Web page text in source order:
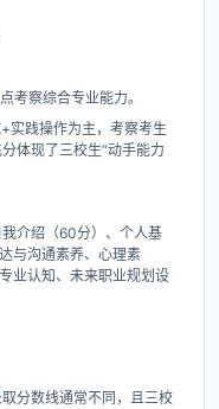
考察综合专业能力。
实践操作为主，考察考生
体现了三校生“动手能力
介绍（60分）、个人基
与沟通素养、心理素
业认知、未来职业规划设
分数线通常不同，且三校